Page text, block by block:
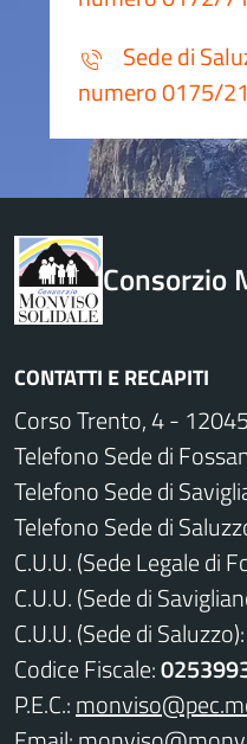
Sede di
numero 0175/
Consorzio
CONTATTI E RECAPITI
Corso Trento, 4 -
Telefono Sede di
Telefono Sede di
Telefono Sede di
C.U.U. (Sede Legale di
C.U.U. (Sede di
C.U.U. (Sede di Saluzzo):
Codice Fiscale:
P.E.C.: